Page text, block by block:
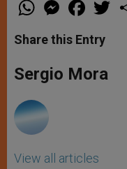
t
s
p
p
e
s
e
g
e
a
e
b
o
k
w
Share this Entry
Sergio Mora
View all articles